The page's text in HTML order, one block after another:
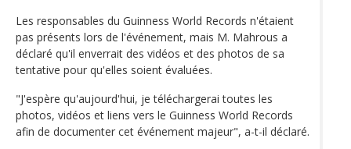
Les responsables du Guinness World Records n'étaient
pas présents lors de l'événement, mais M. Mahrous a
déclaré qu'il enverrait des vidéos et des photos de sa
tentative pour qu'elles soient évaluées.
"J'espère qu'aujourd'hui, je téléchargerai toutes les
photos, vidéos et liens vers le Guinness World Records
afin de documenter cet événement majeur", a-t-il déclaré.